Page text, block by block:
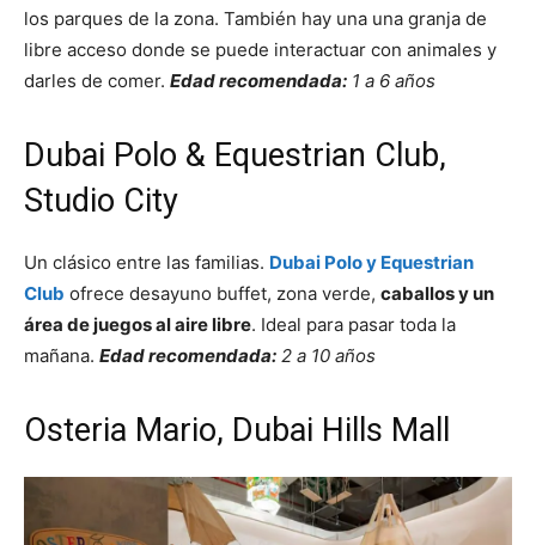
los parques de la zona. También hay una una granja de
libre acceso donde se puede interactuar con animales y
darles de comer. Edad recomendada: 1 a 6 años
Dubai Polo & Equestrian Club,
Studio City
Un clásico entre las familias. Dubai Polo y Equestrian
Club ofrece desayuno buffet, zona verde, caballos y un
área de juegos al aire libre. Ideal para pasar toda la
mañana. Edad recomendada: 2 a 10 años
Osteria Mario, Dubai Hills Mall